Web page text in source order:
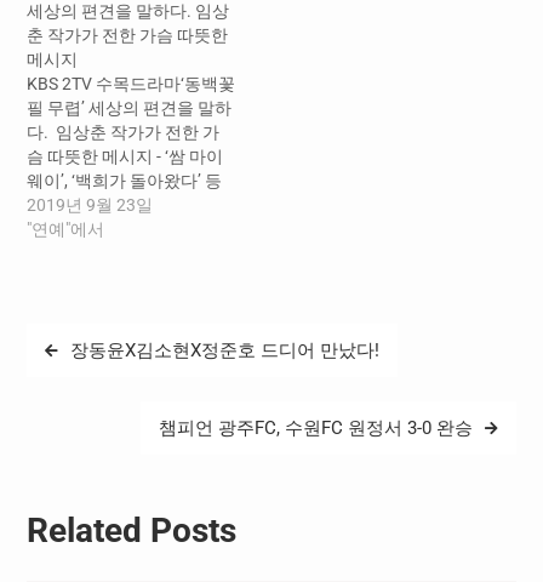
백꽃 필 무렵’이 전국 10%,
수도권은 11%까지 상승하는
등 (닐슨코리아 제공) 뜨거
운 반응을 얻고 있는 가운데,
오늘(26일) 밤 공효진의…
세상의 편견을 말하다. 임상
춘 작가가 전한 가슴 따뜻한
메시지
KBS 2TV 수목드라마‘동백꽃
필 무렵’ 세상의 편견을 말하
다. 임상춘 작가가 전한 가
슴 따뜻한 메시지 - ‘쌈 마이
웨이’, ‘백희가 돌아왔다’ 등
투박하지만 진짜 사람들의
이야기, 그들이 선사 할 가슴
마음을 어루만진 임상춘 작
2019년 9월 23일
"연예"에서
글
장동윤X김소현X정준호 드디어 만났다!
챔피언 광주FC, 수원FC 원정서 3-0 완승
Related Posts